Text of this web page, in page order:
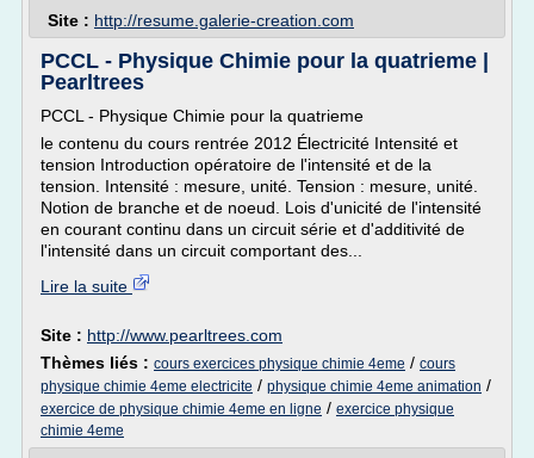
Site : http://resume.galerie-creation.com
PCCL - Physique Chimie pour la quatrieme |
Pearltrees
PCCL - Physique Chimie pour la quatrieme
le contenu du cours rentrée 2012 Électricité Intensité et
tension Introduction opératoire de l'intensité et de la
tension. Intensité : mesure, unité. Tension : mesure, unité.
Notion de branche et de noeud. Lois d'unicité de l'intensité
en courant continu dans un circuit série et d'additivité de
l'intensité dans un circuit comportant des...
Lire la suite
Site : http://www.pearltrees.com
Thèmes liés : cours exercices physique chimie 4eme / cours
physique chimie 4eme electricite / physique chimie 4eme animation /
exercice de physique chimie 4eme en ligne / exercice physique
chimie 4eme